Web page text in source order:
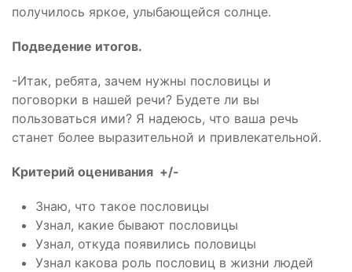
получилось яркое, улыбающейся солнце.
Подведение итогов.
-Итак, ребята, зачем нужны пословицы и
поговорки в нашей речи? Будете ли вы
пользоваться ими? Я надеюсь, что ваша речь
станет более выразительной и привлекательной.
Критерий оценивания +/-
Знаю, что такое пословицы
Узнал, какие бывают пословицы
Узнал, откуда появились половицы
Узнал какова роль пословиц в жизни людей